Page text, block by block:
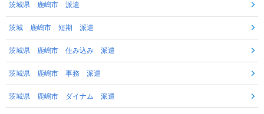
茨城県 鹿嶋市 派遣
茨城 鹿嶋市 短期 派遣
茨城県 鹿嶋市 住み込み 派遣
茨城県 鹿嶋市 事務 派遣
茨城県 鹿嶋市 ダイナム 派遣